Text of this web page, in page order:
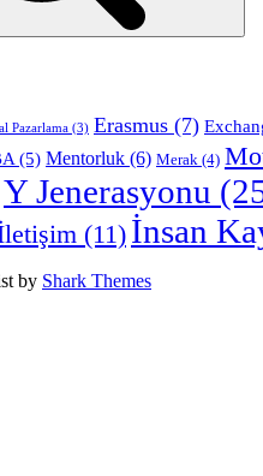
Pazarlama (3) Erasmus (7)
(5) Mentorluk (6) Merak (4)
Y Jenerasyonu
(11) İnsan
by Shark Themes